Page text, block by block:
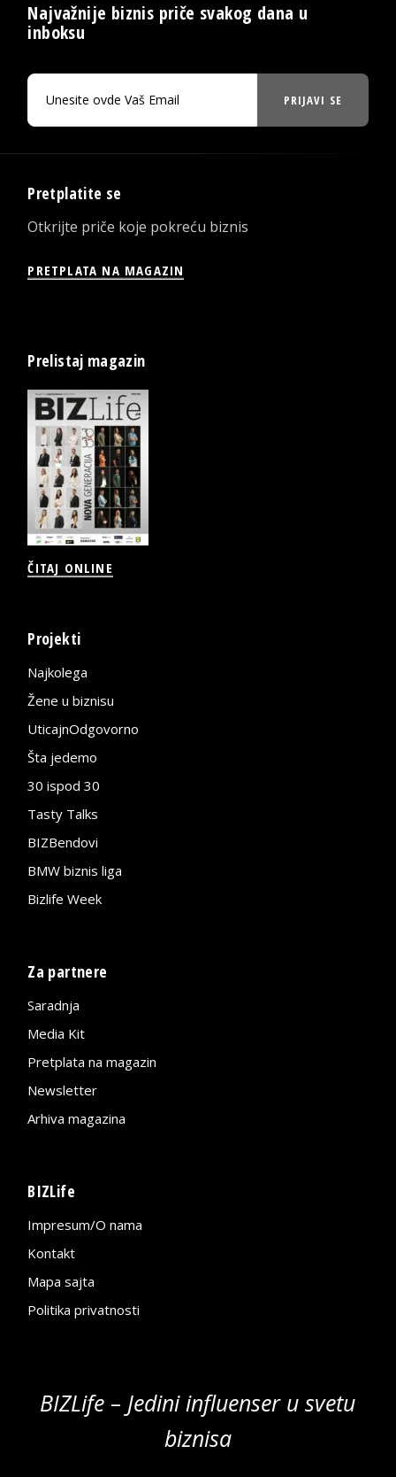
Najvažnije biznis priče svakog dana u
inboksu
PRIJAVI SE
Pretplatite se
Otkrijte priče koje pokreću biznis
PRETPLATA NA MAGAZIN
Prelistaj magazin
ČITAJ ONLINE
Projekti
Najkolega
Žene u biznisu
UticajnOdgovorno
Šta jedemo
30 ispod 30
Tasty Talks
BIZBendovi
BMW biznis liga
Bizlife Week
Za partnere
Saradnja
Media Kit
Pretplata na magazin
Newsletter
Arhiva magazina
BIZLife
Impresum/O nama
Kontakt
Mapa sajta
Politika privatnosti
BIZLife – Jedini influenser u svetu
biznisa